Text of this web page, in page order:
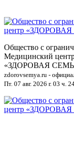
Общество с
Медицинский
«ЗДОРОВАЯ
zdorovsemya.ru -
Пт. 07 авг. 2026 г. 03 ч.